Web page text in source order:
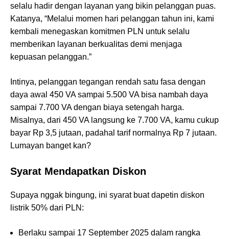
selalu hadir dengan layanan yang bikin pelanggan puas.
Katanya, “Melalui momen hari pelanggan tahun ini, kami
kembali menegaskan komitmen PLN untuk selalu
memberikan layanan berkualitas demi menjaga
kepuasan pelanggan.”
Intinya, pelanggan tegangan rendah satu fasa dengan
daya awal 450 VA sampai 5.500 VA bisa nambah daya
sampai 7.700 VA dengan biaya setengah harga.
Misalnya, dari 450 VA langsung ke 7.700 VA, kamu cukup
bayar Rp 3,5 jutaan, padahal tarif normalnya Rp 7 jutaan.
Lumayan banget kan?
Syarat Mendapatkan Diskon
Supaya nggak bingung, ini syarat buat dapetin diskon
listrik 50% dari PLN:
Berlaku sampai 17 September 2025 dalam rangka